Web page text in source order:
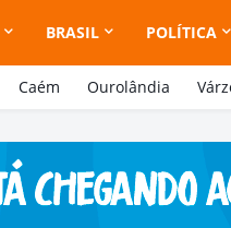
BRASIL POLÍTICA
Caém Ourolândia